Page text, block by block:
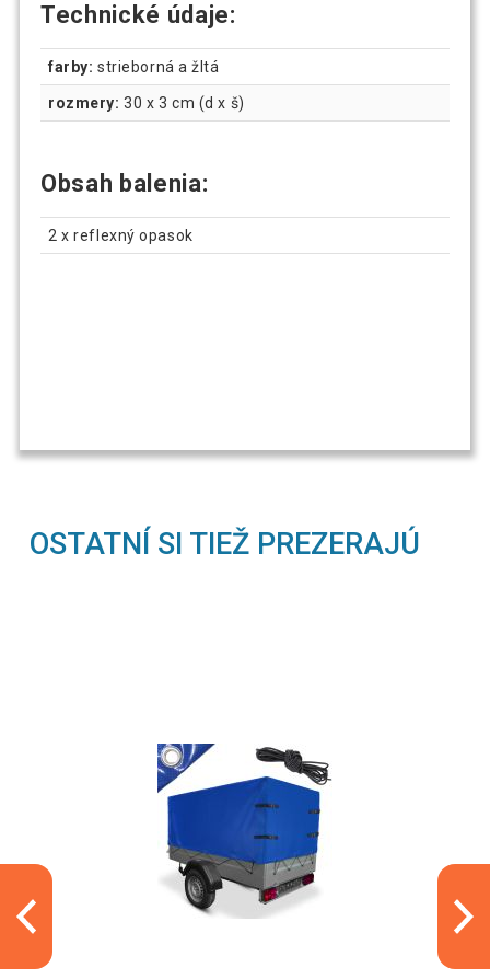
Technické údaje:
farby: strieborná a žltá
rozmery: 30 x 3 cm (d x š)
Obsah balenia:
2 x reflexný opasok
OSTATNÍ SI TIEŽ PREZERAJÚ